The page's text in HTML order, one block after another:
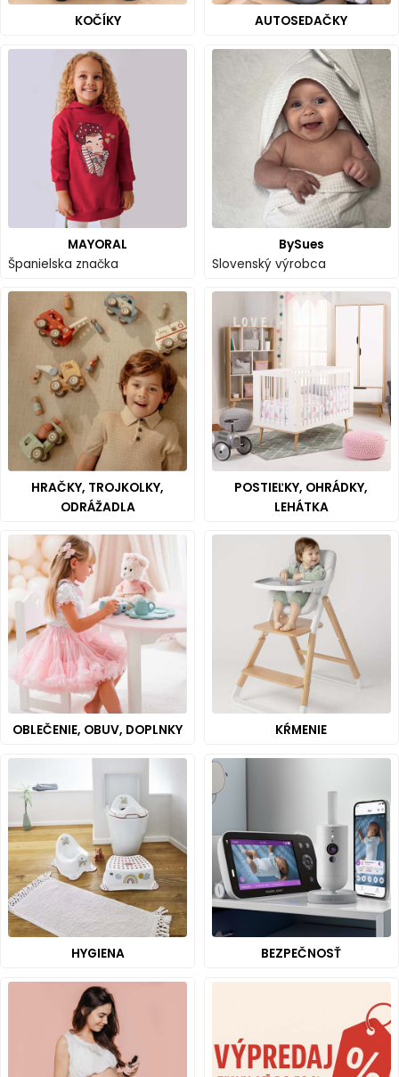
KOČÍKY AUTOSEDAČKY
MAYORAL
Španielska značka
BySues
Slovenský výrobca
HRAČKY, TROJKOLKY,
ODRÁŽADLA
POSTIEĽKY, OHRÁDKY,
LEHÁTKA
OBLEČENIE, OBUV, DOPLNKY KŔMENIE
HYGIENA BEZPEČNOSŤ